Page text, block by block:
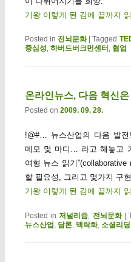
기왕 이렇게 된 김에 끝까지
Posted in 전뇌문화 |Tagged
중심성, 하버드버크먼센터 , 협업
온라인뉴스, 다음 혁신
Posted on 2009. 09. 28.
!@#… 뉴스산업의 다음 발
메모 몇 마디… 라고 해놓고
여형 뉴스 읽기
할 필요성, 그리고 몇가지 구
기왕 이렇게 된 김에 끝까지
Posted in 저널리즘 전뇌문화 |
뉴스산업 담론, 맥락화, 소셜리딩